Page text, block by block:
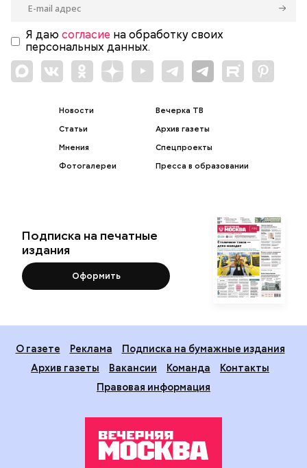
Я даю согласие на обработку своих
персональных данных.
Новости
Статьи
Мнения
Фотогалереи
Вечерка ТВ
Архив газеты
Спецпроекты
Пресса в образовании
Подписка на печатные
издания
Оформить
О газете Реклама
Подписка на бумажные издания
Архив газеты
Вакансии Команда
Контакты
Правовая информация